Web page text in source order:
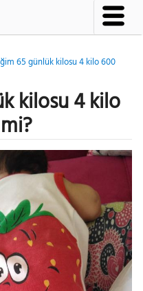
65 günlük kilosu 4 kilo 600
kilosu 4 kilo